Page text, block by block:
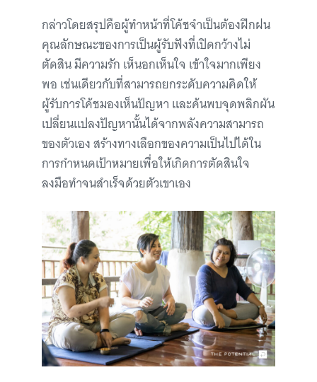
กล่าวโดยสรุปคือผู้ทำหน้าที่โค้ชจำเป็นต้องฝึกฝน
คุณลักษณะของการเป็นผู้รับฟังที่เปิดกว้างไม่
ตัดสิน มีความรัก เห็นอกเห็นใจ เข้าใจมากเพียง
พอ เช่นเดียวกับที่สามารถยกระดับความคิดให้
ผู้รับการโค้ชมองเห็นปัญหา และค้นพบจุดพลิกผัน
เปลี่ยนแปลงปัญหานั้นได้จากพลังความสามารถ
ของตัวเอง สร้างทางเลือกของความเป็นไปได้ใน
การกำหนดเป้าหมายเพื่อให้เกิดการตัดสินใจ
ลงมือทำจนสำเร็จด้วยตัวเขาเอง